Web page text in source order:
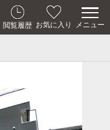
閲覧履歴 お気に入り メニュー